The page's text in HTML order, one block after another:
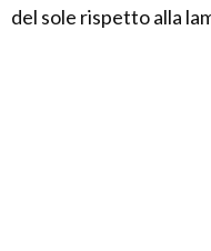
del sole rispetto alla